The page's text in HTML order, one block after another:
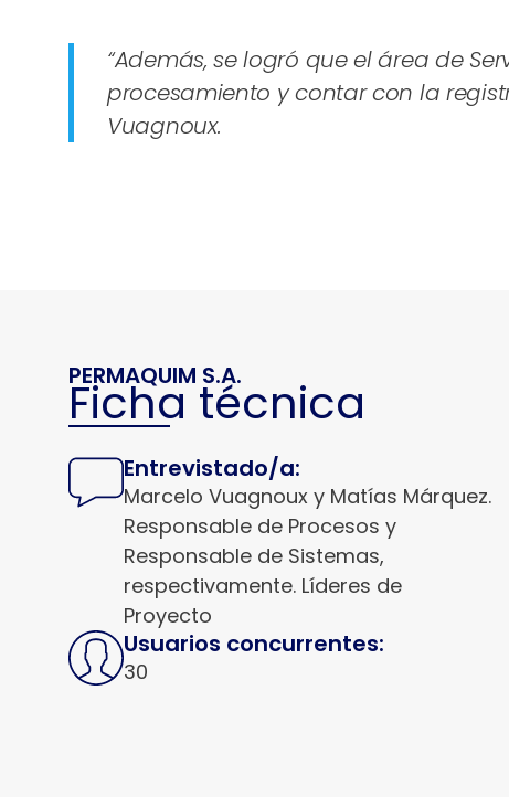
“Además, se logró que el área de
procesamiento y contar con la
Vuagnoux.
PERMAQUIM S.A.
Ficha técnica
Entrevistado/a:
Marcelo Vuagnoux y Matías Márquez.
Responsable de Procesos y
Responsable de Sistemas,
respectivamente. Líderes de
Proyecto
Usuarios concurrentes:
30